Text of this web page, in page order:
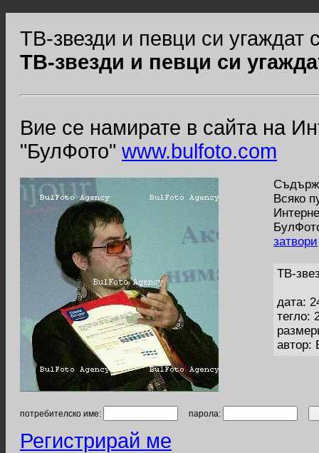
ТВ-звезди и певци си угаждат
ТВ-звезди и певци си
Вие се намирате в сайта на
"БулФото" www.bulfoto.com
Всяко
затвори
ТВ-
дата:
тегло:
автор:
потребителско име: парола:
Регистрирай ме